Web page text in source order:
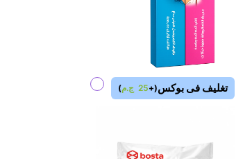
تغليف فى بوكس(
+
25 ج.م)